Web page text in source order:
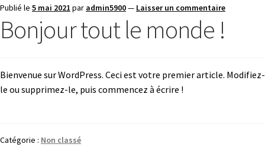
Publié le 5 mai 2021 par admin5900— Laisser un commentaire
Bonjour tout le monde !
Bienvenue sur WordPress. Ceci est votre premier article. Modifiez-
le ou supprimez-le, puis commencez à écrire !
Catégorie : Non classé